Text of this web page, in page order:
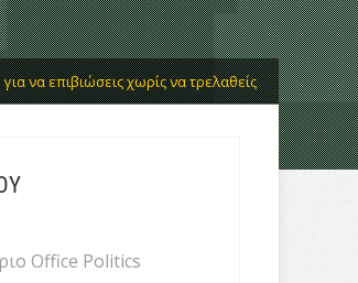
να επιβιώσεις χωρίς να τρελαθείς
Office Politics